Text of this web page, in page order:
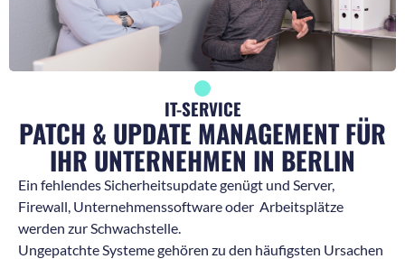
IT-SERVICE
PATCH & UPDATE MANAGEMENT FÜR
IHR UNTERNEHMEN IN BERLIN
Ein fehlendes Sicherheitsupdate genügt und Server,
Firewall, Unternehmenssoftware oder Arbeitsplätze
werden zur Schwachstelle.
Ungepatchte Systeme gehören zu den häufigsten Ursachen